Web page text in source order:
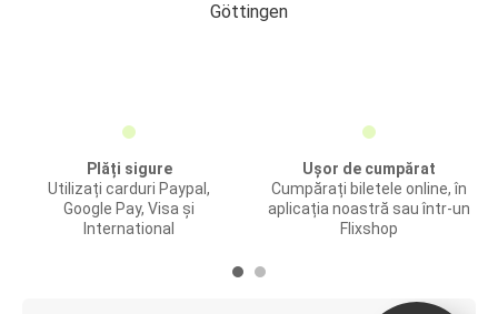
Göttingen
Plăți sigure
Utilizați carduri Paypal,
Google Pay, Visa și
International
Ușor de cumpărat
Cumpărați biletele online, în
aplicația noastră sau într-un
Flixshop